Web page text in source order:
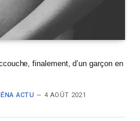
finalement, d’un garçon en
ACTU 4 AOÛT 2021